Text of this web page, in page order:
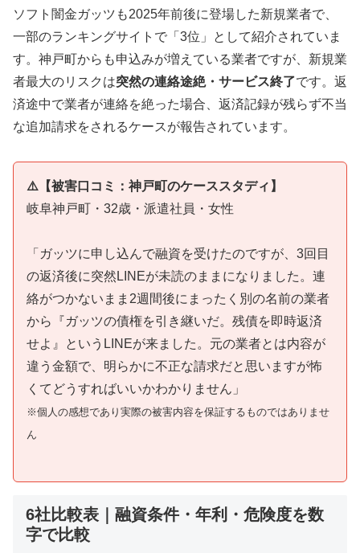
ソフト闇金ガッツも2025年前後に登場した新規業者で、
一部のランキングサイトで「3位」として紹介されていま
す。神戸町からも申込みが増えている業者ですが、新規業
者最大のリスクは突然の連絡途絶・サービス終了です。返
済途中で業者が連絡を絶った場合、返済記録が残らず不当
な追加請求をされるケースが報告されています。
⚠️【被害口コミ：神戸町のケーススタディ】
岐阜神戸町・32歳・派遣社員・女性
「ガッツに申し込んで融資を受けたのですが、3回目
の返済後に突然LINEが未読のままになりました。連
絡がつかないまま2週間後にまったく別の名前の業者
から『ガッツの債権を引き継いだ。残債を即時返済
せよ』というLINEが来ました。元の業者とは内容が
違う金額で、明らかに不正な請求だと思いますが怖
くてどうすればいいかわかりません」
※個人の感想であり実際の被害内容を保証するものではありませ
ん
6社比較表｜融資条件・年利・危険度を数
字で比較